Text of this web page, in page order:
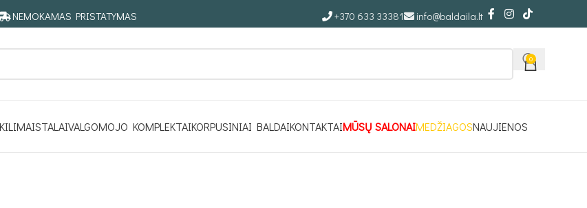
NEMOKAMAS PRISTATYMAS +370 633 33381 info@baldaila.lt
0
KILIMAISTALAIVALGOMOJO KOMPLEKTAIKORPUSINIAI BALDAIKONTAKTAIMŪSŲ SALONAIMEDŽIAGOSNAUJIENOS